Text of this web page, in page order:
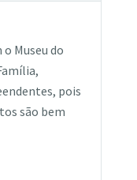
Museu do
pois
são bem